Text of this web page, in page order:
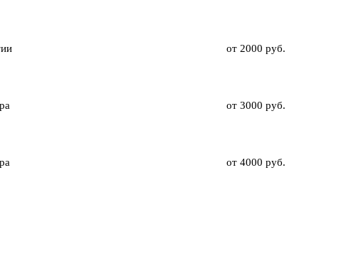
от 2000 руб.
от 3000 руб.
от 4000 руб.